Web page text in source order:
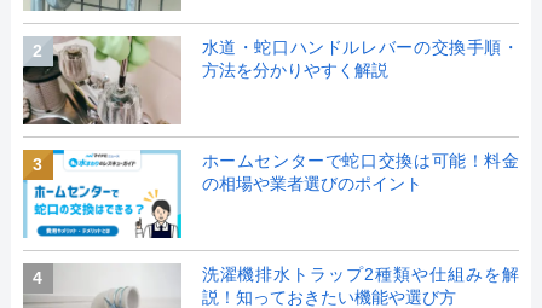
2
水道・蛇口ハンドルレバーの交換手順・
方法を分かりやすく解説
3
ホームセンターで蛇口交換は可能！料金
の相場や業者選びのポイント
4
洗濯機排水トラップ2種類や仕組みを解
説！知っておきたい機能や選び方